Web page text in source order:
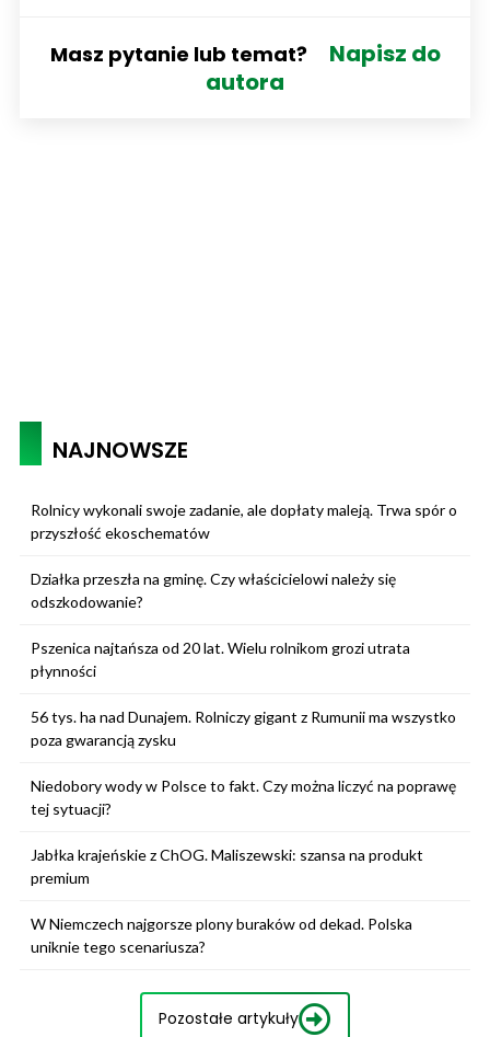
Masz pytanie lub temat?
Napisz do
autora
NAJNOWSZE
Rolnicy wykonali swoje zadanie, ale dopłaty maleją. Trwa spór o
przyszłość ekoschematów
Działka przeszła na gminę. Czy właścicielowi należy się
odszkodowanie?
Pszenica najtańsza od 20 lat. Wielu rolnikom grozi utrata
płynności
56 tys. ha nad Dunajem. Rolniczy gigant z Rumunii ma wszystko
poza gwarancją zysku
Niedobory wody w Polsce to fakt. Czy można liczyć na poprawę
tej sytuacji?
Jabłka krajeńskie z ChOG. Maliszewski: szansa na produkt
premium
W Niemczech najgorsze plony buraków od dekad. Polska
uniknie tego scenariusza?
Pozostałe artykuły